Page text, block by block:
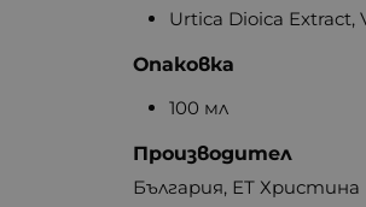
Urtica Dioica Extract,
Опаковка
100 мл
Производител
България, ЕТ Христина